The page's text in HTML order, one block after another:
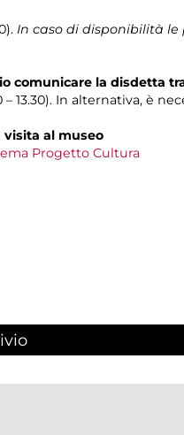
In caso di disponibilità
comunicare la disdetta
– 13.30). In alternativa, è
al museo
Progetto Cultura